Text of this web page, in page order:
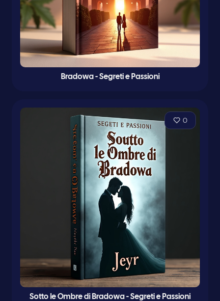
Bradowa - Segreti e Passioni
0
Sotto le Ombre di Bradowa - Segreti e Passioni